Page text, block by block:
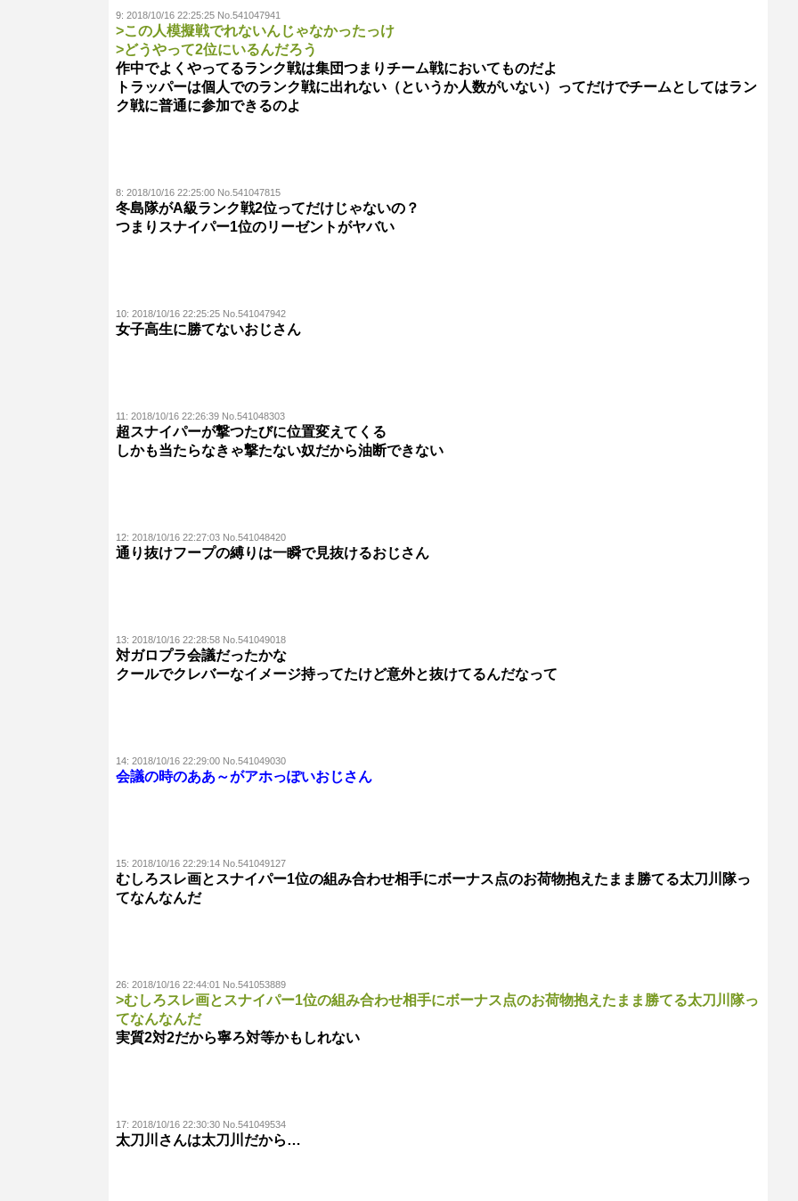
9: 2018/10/16 22:25:25 No.541047941
>この人模擬戦でれないんじゃなかったっけ
>どうやって2位にいるんだろう
作中でよくやってるランク戦は集団つまりチーム戦においてものだよ
トラッパーは個人でのランク戦に出れない（というか人数がいない）ってだけでチームとしてはラン
ク戦に普通に参加できるのよ
8: 2018/10/16 22:25:00 No.541047815
冬島隊がA級ランク戦2位ってだけじゃないの？
つまりスナイパー1位のリーゼントがヤバい
10: 2018/10/16 22:25:25 No.541047942
女子高生に勝てないおじさん
11: 2018/10/16 22:26:39 No.541048303
超スナイパーが撃つたびに位置変えてくる
しかも当たらなきゃ撃たない奴だから油断できない
12: 2018/10/16 22:27:03 No.541048420
通り抜けフープの縛りは一瞬で見抜けるおじさん
13: 2018/10/16 22:28:58 No.541049018
対ガロプラ会議だったかな
クールでクレバーなイメージ持ってたけど意外と抜けてるんだなって
14: 2018/10/16 22:29:00 No.541049030
会議の時のああ～がアホっぽいおじさん
15: 2018/10/16 22:29:14 No.541049127
むしろスレ画とスナイパー1位の組み合わせ相手にボーナス点のお荷物抱えたまま勝てる太刀川隊っ
てなんなんだ
26: 2018/10/16 22:44:01 No.541053889
>むしろスレ画とスナイパー1位の組み合わせ相手にボーナス点のお荷物抱えたまま勝てる太刀川隊っ
てなんなんだ
実質2対2だから寧ろ対等かもしれない
17: 2018/10/16 22:30:30 No.541049534
太刀川さんは太刀川だから…